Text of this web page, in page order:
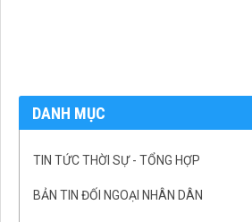
DANH MỤC
TIN TỨC THỜI SỰ - TỔNG HỢP
BẢN TIN ĐỐI NGOẠI NHÂN DÂN